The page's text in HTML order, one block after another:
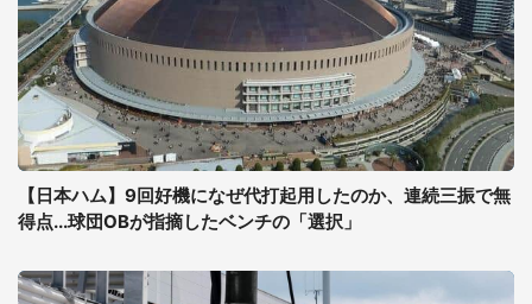
【日本ハム】9回好機になぜ代打起用したのか、連続三振で無
得点...球団OBが指摘したベンチの「選択」